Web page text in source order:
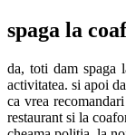
spaga la
da, toti dam spaga
activitatea. si apoi
ca vrea
restaurant si la